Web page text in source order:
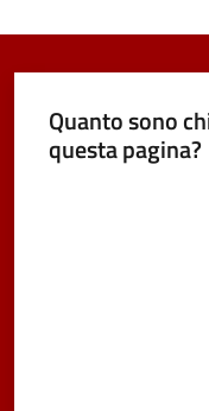
Quanto sono
questa pagina?